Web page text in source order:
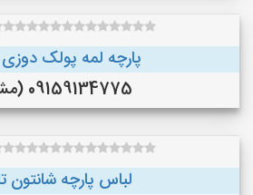
پارچه لمه پولک
09159134775 (مشهد )
لباس پارچه شانتون